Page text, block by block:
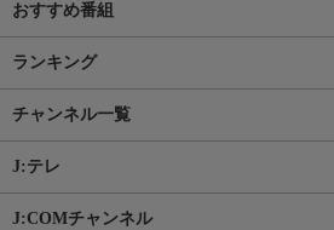
おすすめ番組
ランキング
チャンネル一覧
J:テレ
J:COMチャンネル